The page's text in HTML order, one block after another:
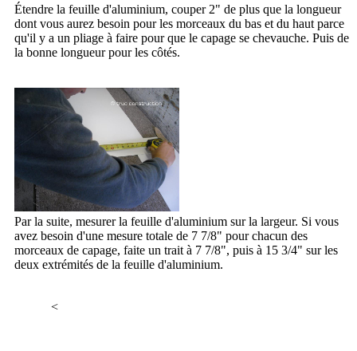
Étendre la feuille d'aluminium, couper 2" de plus que la longueur
dont vous aurez besoin pour les morceaux du bas et du haut parce
qu'il y a un pliage à faire pour que le capage se chevauche. Puis de
la bonne longueur pour les côtés.
Par la suite, mesurer la feuille d'aluminium sur la largeur. Si vous
avez besoin d'une mesure totale de 7 7/8" pour chacun des
morceaux de capage, faite un trait à 7 7/8", puis à 15 3/4" sur les
deux extrémités de la feuille d'aluminium.
<